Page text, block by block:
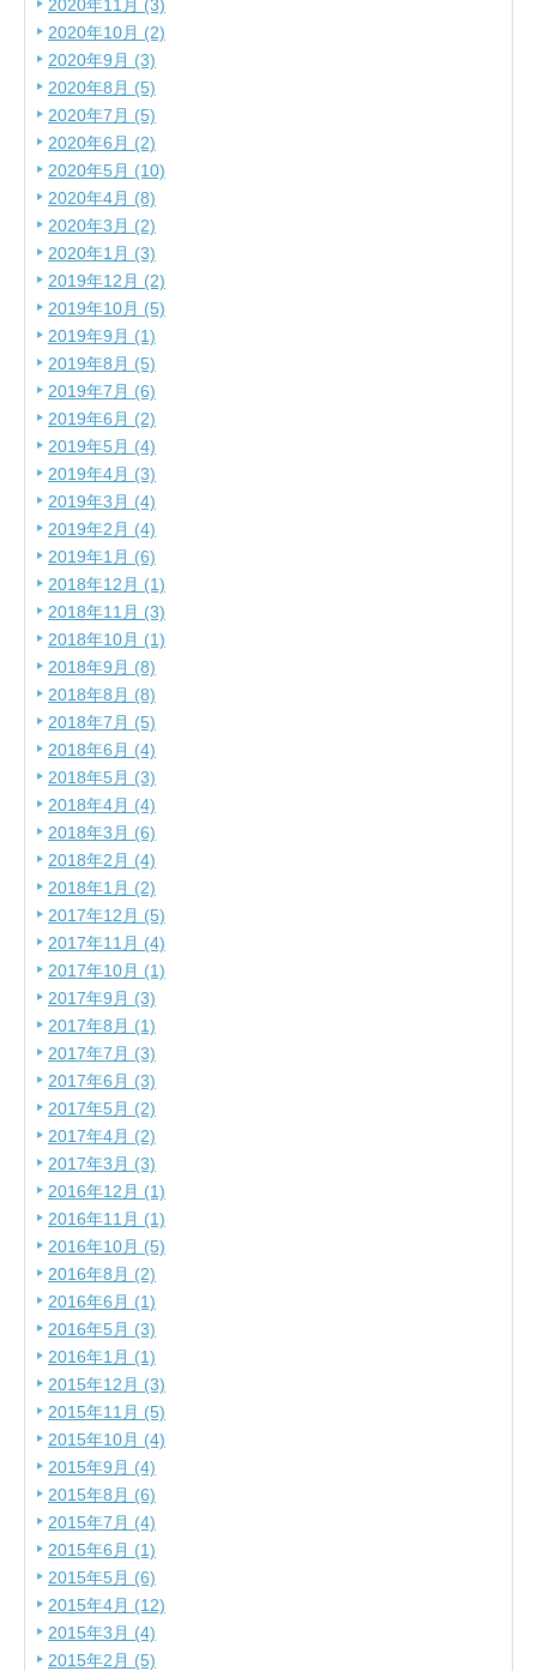
2020年11月 (3)
2020年10月 (2)
2020年9月 (3)
2020年8月 (5)
2020年7月 (5)
2020年6月 (2)
2020年5月 (10)
2020年4月 (8)
2020年3月 (2)
2020年1月 (3)
2019年12月 (2)
2019年10月 (5)
2019年9月 (1)
2019年8月 (5)
2019年7月 (6)
2019年6月 (2)
2019年5月 (4)
2019年4月 (3)
2019年3月 (4)
2019年2月 (4)
2019年1月 (6)
2018年12月 (1)
2018年11月 (3)
2018年10月 (1)
2018年9月 (8)
2018年8月 (8)
2018年7月 (5)
2018年6月 (4)
2018年5月 (3)
2018年4月 (4)
2018年3月 (6)
2018年2月 (4)
2018年1月 (2)
2017年12月 (5)
2017年11月 (4)
2017年10月 (1)
2017年9月 (3)
2017年8月 (1)
2017年7月 (3)
2017年6月 (3)
2017年5月 (2)
2017年4月 (2)
2017年3月 (3)
2016年12月 (1)
2016年11月 (1)
2016年10月 (5)
2016年8月 (2)
2016年6月 (1)
2016年5月 (3)
2016年1月 (1)
2015年12月 (3)
2015年11月 (5)
2015年10月 (4)
2015年9月 (4)
2015年8月 (6)
2015年7月 (4)
2015年6月 (1)
2015年5月 (6)
2015年4月 (12)
2015年3月 (4)
2015年2月 (5)